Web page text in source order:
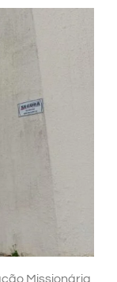
Missionária